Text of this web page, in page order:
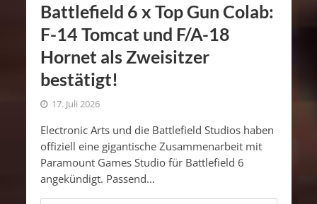
Battlefield 6 x Top Gun Colab:
F-14 Tomcat und F/A-18
Hornet als Zweisitzer
bestätigt!
17. Juli 2026
Electronic Arts und die Battlefield Studios haben
offiziell eine gigantische Zusammenarbeit mit
Paramount Games Studio für Battlefield 6
angekündigt. Passend...